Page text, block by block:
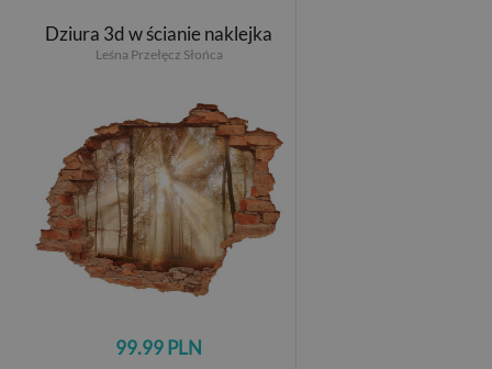
Dziura 3d w ścianie naklejka
Leśna Przełęcz Słońca
99.99 PLN